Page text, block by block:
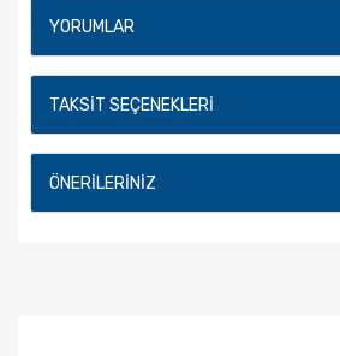
YORUMLAR
TAKSIT SEÇENEKLERI
ÖNERILERINIZ